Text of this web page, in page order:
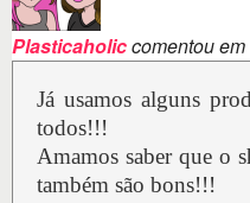
Plasticaholiccomentou em
Já usamos alguns
todos!!!
Amamos saber que o
também são bons!!!